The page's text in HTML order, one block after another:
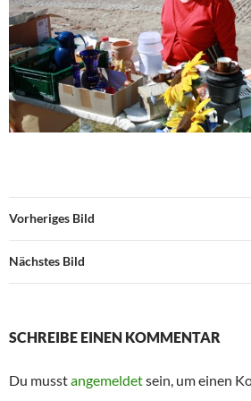
Vorheriges Bild
Nächstes Bild
SCHREIBE EINEN KOMMENTAR
Du musstangemeldetsein, um einen